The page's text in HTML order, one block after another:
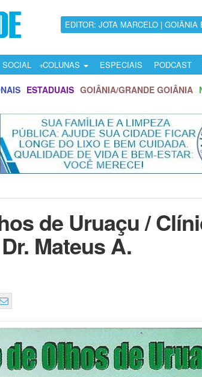
EDITOR: JOTA MARCELO |
SOCIAL COLUNAS ESPECIAIS PODCAST
ESTADUAIS GOIÂNIA/GRANDE GOIÂNIA
de Uruaçu /
Mateus A.